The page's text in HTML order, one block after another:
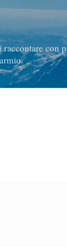
con